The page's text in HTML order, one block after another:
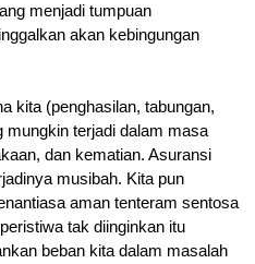
menjadi tumpuan
akan kebingungan
kita (penghasilan, tabungan,
mungkin terjadi dalam masa
dan kematian. Asuransi
musibah. Kita pun
aman tenteram sentosa
tak diinginkan itu
beban kita dalam masalah